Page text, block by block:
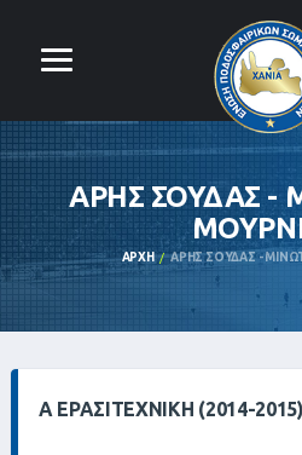
ΑΡΗΣ ΣΟΥΔΑΣ -
ΑΡΧΉ ΑΡΗΣ ΣΟΥΔΑΣ -
Α ΕΡΑΣΙΤΕΧΝΙΚΗ (2014-2015)